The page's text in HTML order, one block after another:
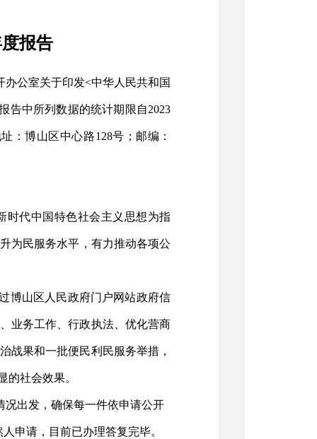
报告
公室关于印发<中华人民共和国
告中所列数据的统计期限自2023
：博山区中心路128号；邮编：
时代中国特色社会主义思想为指
为民服务水平，有力推动各项公
博山区人民政府门户网站政府信
业务工作、行政执法、优化营商
战果和一批便民利民服务举措 ，
的社会效果。
出发，确保每一件依申请公开
人申请，目前已办理答复完毕。